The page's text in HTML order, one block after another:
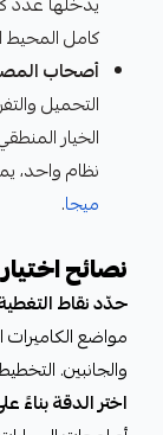
كامل
أصحاب
التحميل
الخيار
نظام واحد،
ميجا.
نصائح
حدّد نقاط
مواضع الكاميرات
والجانبين.
اختر الدقة بناءً